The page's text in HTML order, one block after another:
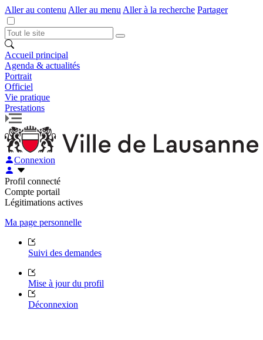
Aller au contenu Aller au menu Aller à la recherche Partager
Accueil principal
Agenda & actualités
Portrait
Officiel
Vie pratique
Prestations
Connexion
Profil connecté
Compte portail
Légitimations actives
Ma page personnelle
Suivi des demandes
Mise à jour du profil
Déconnexion